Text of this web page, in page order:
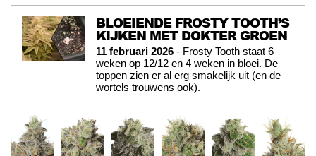
BLOEIENDE FROSTY TOOTH’S
KIJKEN MET DOKTER GROEN
11 februari 2026 - Frosty Tooth staat 6
weken op 12/12 en 4 weken in bloei. De
toppen zien er al erg smakelijk uit (en de
wortels trouwens ook).